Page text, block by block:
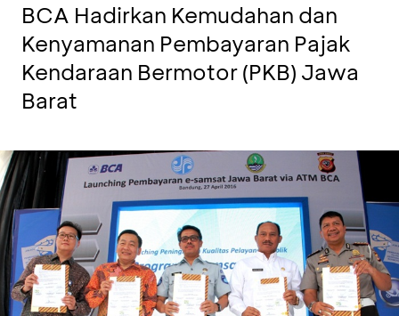
BCA Hadirkan Kemudahan dan
Kenyamanan Pembayaran Pajak
Kendaraan Bermotor (PKB) Jawa
Barat